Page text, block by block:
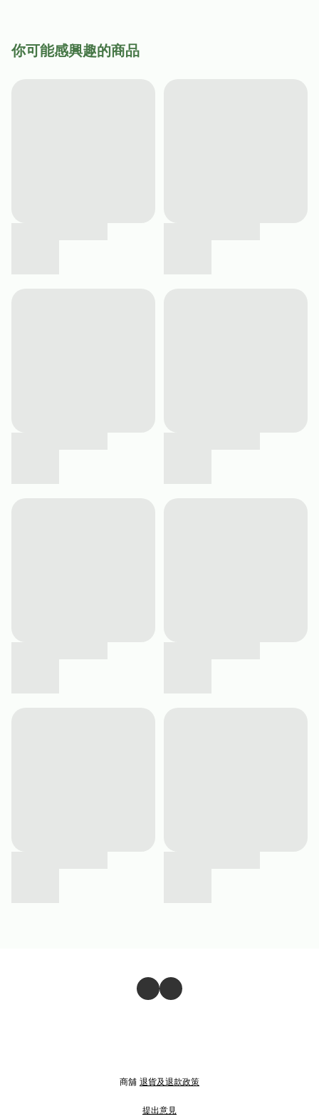
你可能感興趣的商品
商舖 退貨及退款政策
提出意見